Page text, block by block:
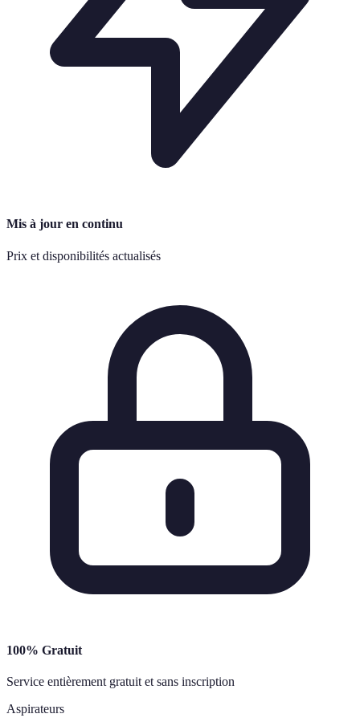
Mis à jour en continu
Prix et disponibilités actualisés
100% Gratuit
Service entièrement gratuit et sans inscription
Aspirateurs